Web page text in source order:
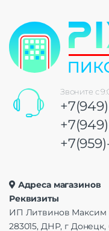
Звоните с
Адреса магазинов
Реквизиты
ИП Литвинов Максим
283015, ДНР, г